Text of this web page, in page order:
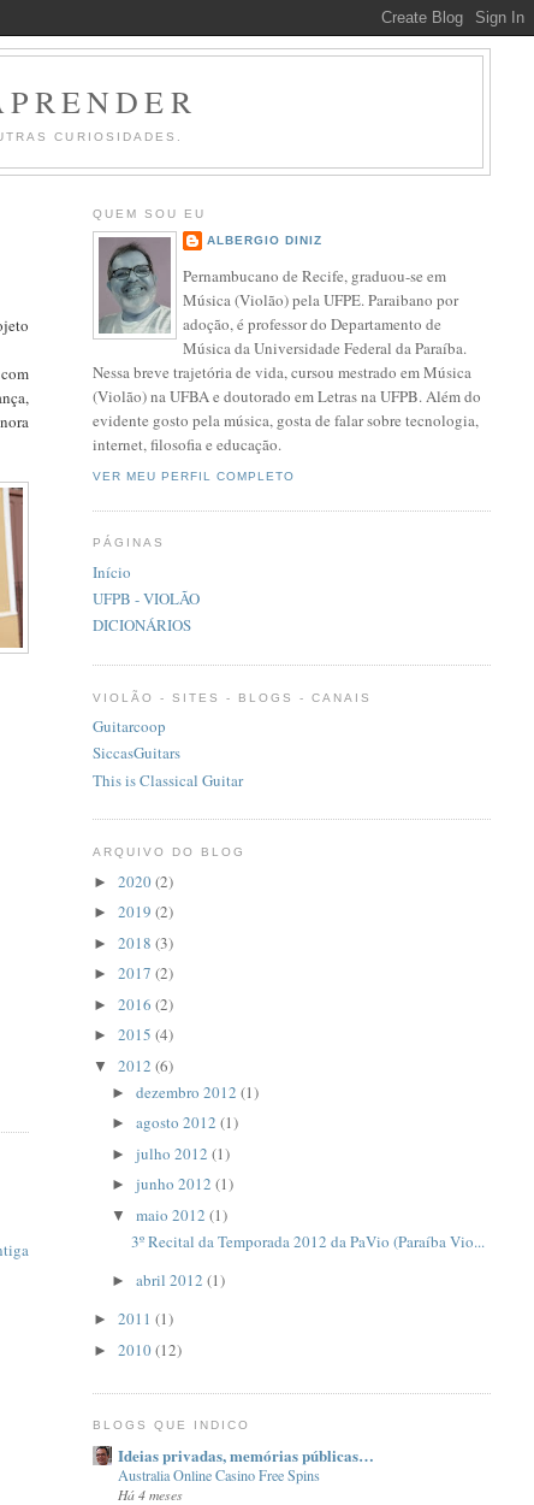
CURIOSIDADES.
QUEM SOU EU
ALBERGIO DINIZ
Pernambucano de Recife, graduou-se em
Música (Violão) pela UFPE. Paraibano por
adoção, é professor do Departamento de
Música da Universidade Federal da Paraíba.
Nessa breve trajetória de vida, cursou mestrado em Música
(Violão) na UFBA e doutorado em Letras na UFPB. Além do
evidente gosto pela música, gosta de falar sobre tecnologia,
internet, filosofia e educação.
VER MEU PERFIL COMPLETO
PÁGINAS
Início
UFPB - VIOLÃO
DICIONÁRIOS
VIOLÃO - SITES - BLOGS - CANAIS
Guitarcoop
SiccasGuitars
This is Classical Guitar
ARQUIVO DO BLOG
► 2020(2)
► 2019 (2)
► 2018 (3)
► 2017 (2)
► 2016 (2)
► 2015 (4)
▼ 2012 (6)
►dezembro 2012(1)
►agosto 2012(1)
►julho 2012(1)
►junho 2012(1)
▼maio 2012(1)
3º Recital da Temporada 2012 da PaVio (Paraíba Vio...
►abril 2012(1)
► 2011 (1)
► 2010(12)
BLOGS QUE INDICO
Ideias privadas, memórias públicas…
Australia Online Casino Free Spins
Há 4 meses